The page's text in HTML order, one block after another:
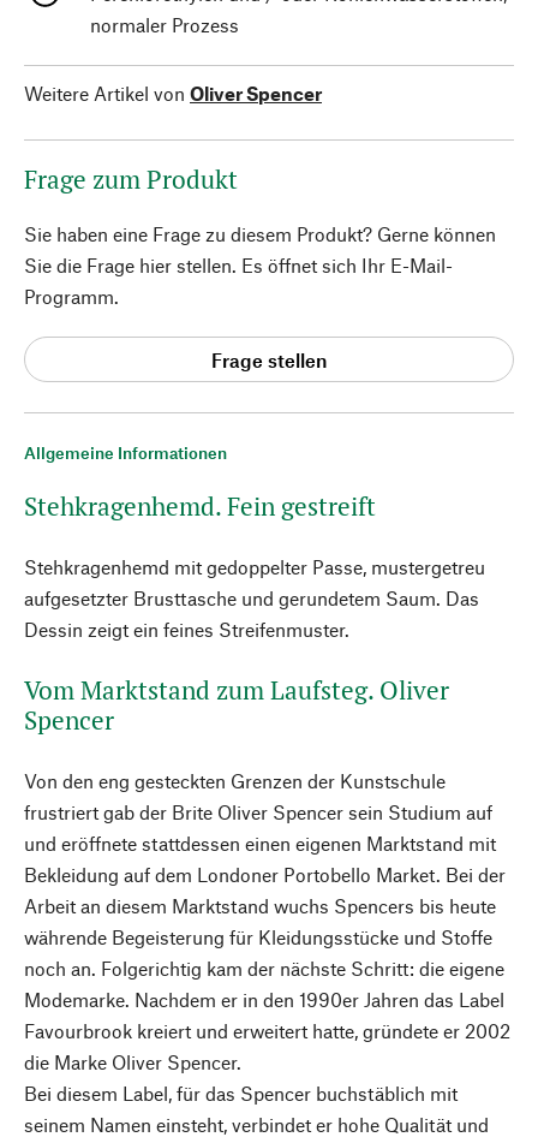
Allgemeine Informationen
Stehkragenhemd. Fein gestreift
Stehkragenhemd mit gedoppelter Passe, mustergetreu
aufgesetzter Brusttasche und gerundetem Saum. Das
Dessin zeigt ein feines Streifenmuster.
Vom Marktstand zum Laufsteg. Oliver
Spencer
Von den eng gesteckten Grenzen der Kunstschule
frustriert gab der Brite Oliver Spencer sein Studium auf
und eröffnete stattdessen einen eigenen Marktstand mit
Bekleidung auf dem Londoner Portobello Market. Bei der
Arbeit an diesem Marktstand wuchs Spencers bis heute
währende Begeisterung für Kleidungsstücke und Stoffe
noch an. Folgerichtig kam der nächste Schritt: die eigene
Modemarke. Nachdem er in den 1990er Jahren das Label
Favourbrook kreiert und erweitert hatte, gründete er 2002
die Marke Oliver Spencer.
Bei diesem Label, für das Spencer buchstäblich mit
seinem Namen einsteht, verbindet er hohe Qualität und
normaler Prozess
Weitere Artikel von Oliver Spencer
Frage zum Produkt
Sie haben eine Frage zu diesem Produkt? Gerne können
Sie die Frage hier stellen. Es öffnet sich Ihr E-Mail-
Programm.
Frage stellen